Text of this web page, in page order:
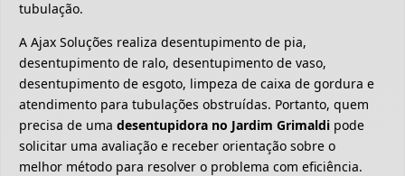
tubulação.
A Ajax Soluções realiza desentupimento de pia,
desentupimento de ralo, desentupimento de vaso,
desentupimento de esgoto, limpeza de caixa de gordura e
atendimento para tubulações obstruídas. Portanto, quem
precisa de uma desentupidora no Jardim Grimaldi pode
solicitar uma avaliação e receber orientação sobre o
melhor método para resolver o problema com eficiência.